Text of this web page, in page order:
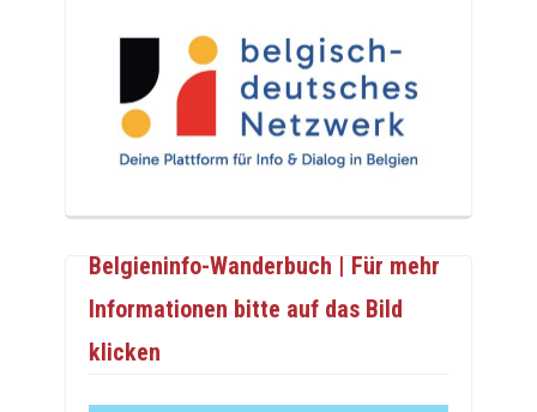
Belgieninfo-Wanderbuch | Für mehr
Informationen bitte auf das Bild
klicken